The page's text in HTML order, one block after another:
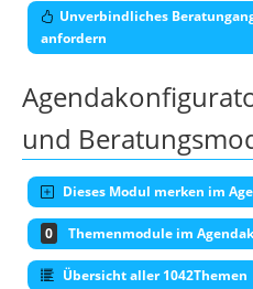
Unverbindliches
anfordern
und
Dieses Modul merken im
0 Themenmodule im
Übersicht aller 1042Themen